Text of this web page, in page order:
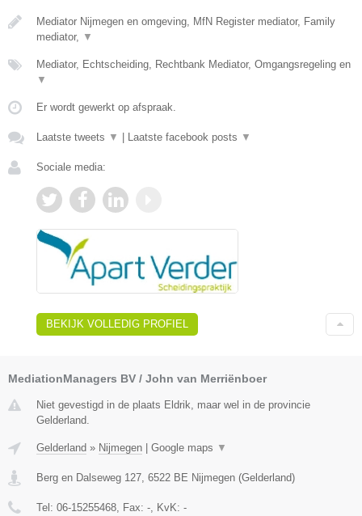
Mediator Nijmegen en omgeving, MfN Register mediator, Family
mediator,
▼
Mediator, Echtscheiding, Rechtbank Mediator, Omgangsregeling en
▼
Er wordt gewerkt op afspraak.
Laatste tweets ▼ | Laatste facebook posts ▼
Sociale media:
BEKIJK VOLLEDIG PROFIEL
MediationManagers BV / John van Merriënboer
Niet gevestigd in de plaats Eldrik, maar wel in de provincie
Gelderland.
Gelderland » Nijmegen Google maps ▼
Berg en Dalseweg 127 6522 BE Nijmegen (Gelderland)
Tel: 06-15255468 , Fax: - , KvK: -